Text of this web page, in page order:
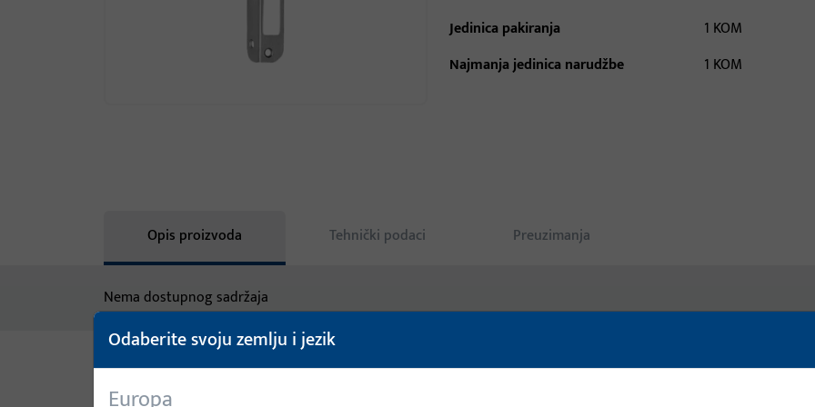
Jedinica pakiranja
1 KOM
Najmanja jedinica narudžbe
1 KOM
Opis proizvoda
Tehnički podaci Preuzimanja
Nema dostupnog sadržaja
Varijante
Odaberite svoju zemlju i jezik
Europa